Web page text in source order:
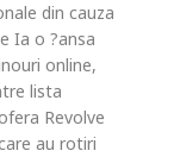
din cauza
Ia o ?ansa
online,
lista
Revolve
au rotiri